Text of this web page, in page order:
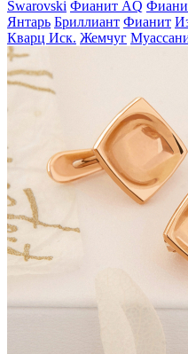
Swarovski Фианит AQ
Янтарь Бриллиант Фианит
Кварц Иск. Жемчуг